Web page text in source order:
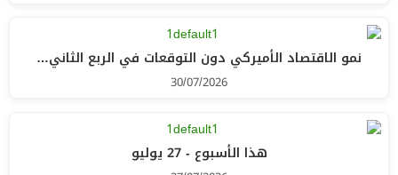
نمو الاقتصاد الأميركي دون التوقعات في الربع الثاني…
30/07/2026
هذا الأسبوع - 27 يوليو